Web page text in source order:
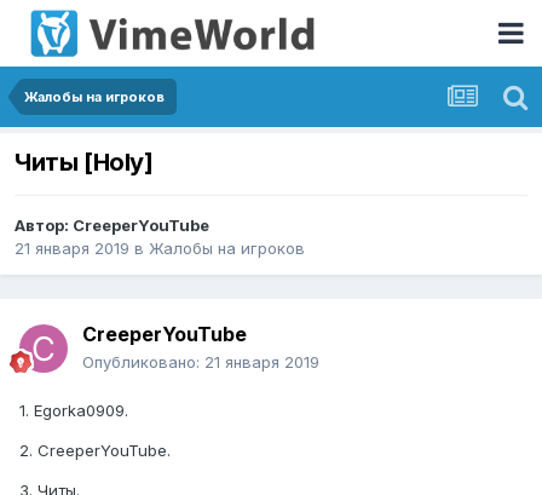
Жалобы на игроков
Читы [Holy]
Автор: CreeperYouTube
21 января 2019 в Жалобы на игроков
CreeperYouTube
Опубликовано: 21 января 2019
1. Egorka0909.
2. CreeperYouTube.
3. Читы.